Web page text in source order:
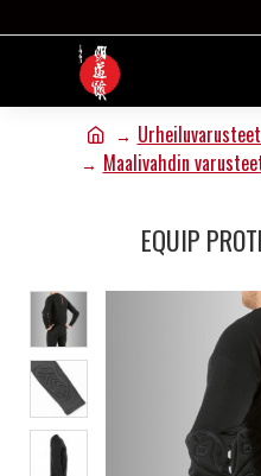
Maalivahdin
EQUIP